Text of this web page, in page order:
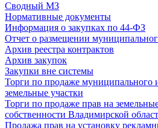
Сводный МЗ
Нормативные документы
Информация о закупках по 44-ФЗ
Отчет о размещении
Архив реестра контрактов
Архив закупок
Закупки вне системы
Торги по продаже муниципального
земельные участки
Торги по продаже прав на
собственности Владимирской
Продажа прав на установку